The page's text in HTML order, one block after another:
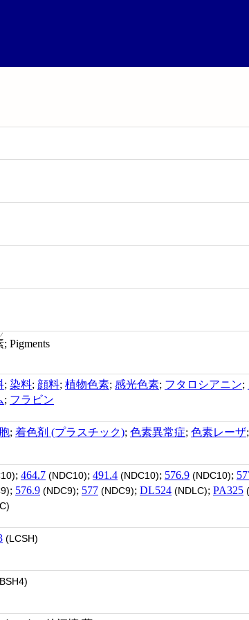
; Pigments
; 染料; 顔料; 植物色素; 感光色素; フタロシアニン;
; フラビン
; 着色剤 (プラスチック); 色素異常症; 色素レーザ;
; 464.7 (NDC10); 491.4 (NDC10); 576.9 (NDC10);
; 576.9 (NDC9); 577 (NDC9); DL524 (NDLC); PA325
(LCSH)